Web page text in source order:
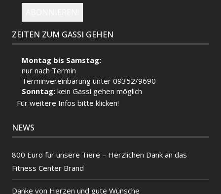
ZEITEN ZUM GASSI GEHEN
Montag bis Samstag:
nur nach Termin
Terminvereinbarung unter 09352/9690
Sonntag:kein Gassi gehen möglich
Für weitere Infos bitte klicken!
NEWS
800 Euro für unsere Tiere – Herzlichen Dank an das
Fitness Center Brand
Danke von Herzen und gute Wünsche